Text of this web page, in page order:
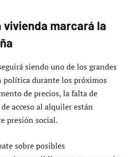
vivienda marcará la
siendo uno de los grandes
política durante los próximos
de precios, la falta de
acceso al alquiler están
presión social.
sobre posibles